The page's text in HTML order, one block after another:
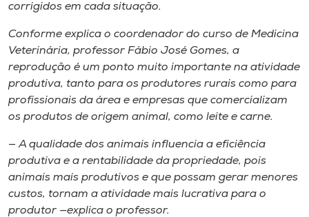
corrigidos em cada situação.
Conforme explica o coordenador do curso de Medicina
Veterinária, professor Fábio José Gomes, a
reprodução é um ponto muito importante na atividade
produtiva, tanto para os produtores rurais como para
profissionais da área e empresas que comercializam
os produtos de origem animal, como leite e carne.
— A qualidade dos animais influencia a eficiência
produtiva e a rentabilidade da propriedade, pois
animais mais produtivos e que possam gerar menores
custos, tornam a atividade mais lucrativa para o
produtor —explica o professor.